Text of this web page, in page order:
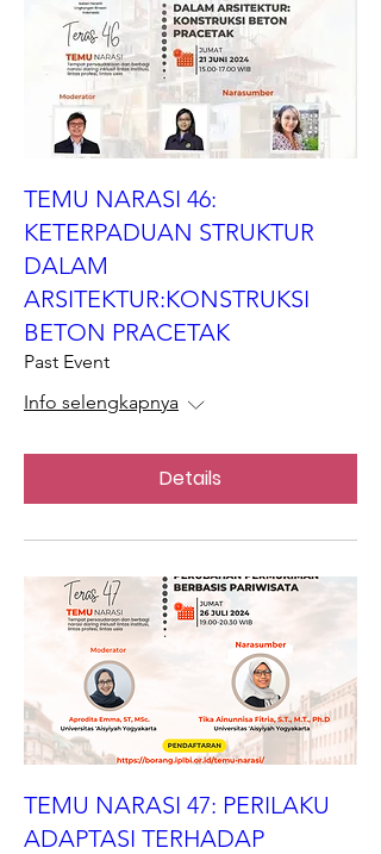
TEMU NARASI 46:
KETERPADUAN STRUKTUR
DALAM
ARSITEKTUR:KONSTRUKSI
BETON PRACETAK
Past Event
Info selengkapnya
Details
TEMU NARASI 47: PERILAKU
ADAPTASI TERHADAP